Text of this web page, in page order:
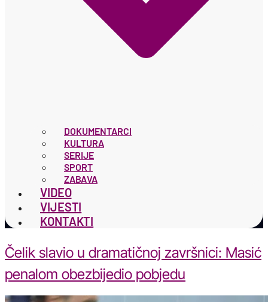
DOKUMENTARCI
KULTURA
SERIJE
SPORT
ZABAVA
VIDEO
VIJESTI
KONTAKTI
Čelik slavio u dramatičnoj završnici: Masić
penalom obezbijedio pobjedu